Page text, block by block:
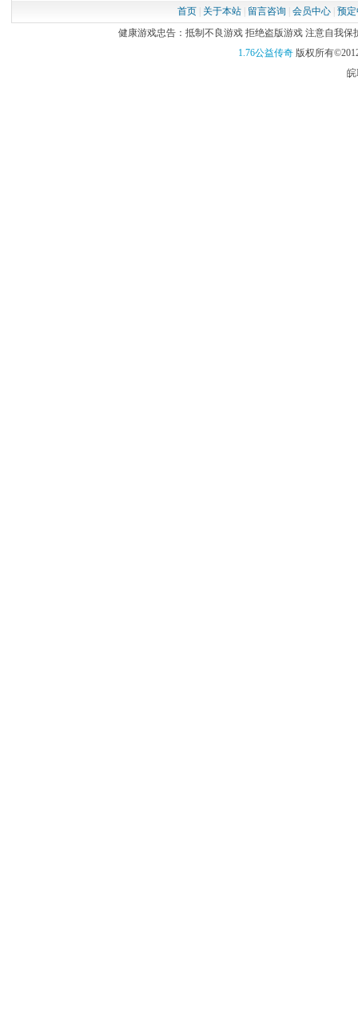
首页| 关于本站| 留言咨询 会员中心| 预
健康游戏忠告：抵制不良游戏 拒绝盗版游戏 注意自我保
1.76公益传奇版权所有
皖